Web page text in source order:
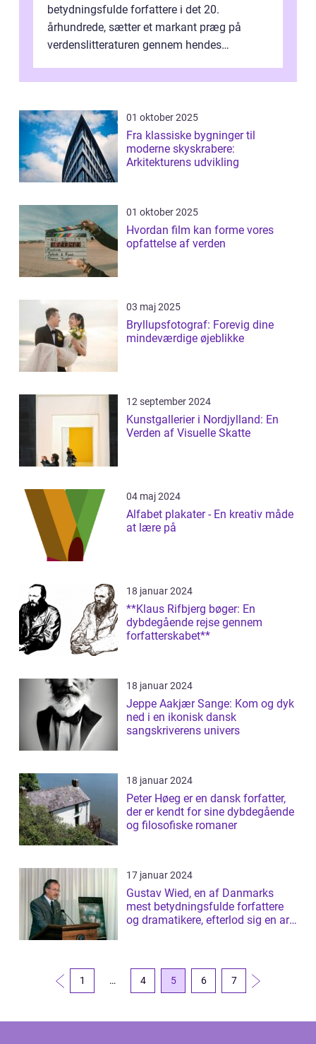
betydningsfulde forfattere i det 20.
århundrede, sætter et markant præg på
verdenslitteraturen gennem hendes
bevidsth...
01 oktober 2025
Fra klassiske bygninger til
moderne skyskrabere:
Arkitekturens udvikling
01 oktober 2025
Hvordan film kan forme vores
opfattelse af verden
03 maj 2025
Bryllupsfotograf: Forevig dine
mindeværdige øjeblikke
12 september 2024
Kunstgallerier i Nordjylland: En
Verden af Visuelle Skatte
04 maj 2024
Alfabet plakater - En kreativ måde
at lære på
18 januar 2024
**Klaus Rifbjerg bøger: En
dybdegående rejse gennem
forfatterskabet**
18 januar 2024
Jeppe Aakjær Sange: Kom og dyk
ned i en ikonisk dansk
sangskriverens univers
18 januar 2024
Peter Høeg er en dansk forfatter,
der er kendt for sine dybdegående
og filosofiske romaner
17 januar 2024
Gustav Wied, en af Danmarks
mest betydningsfulde forfattere
og dramatikere, efterlod sig en arv
1 … 4 5 6 7